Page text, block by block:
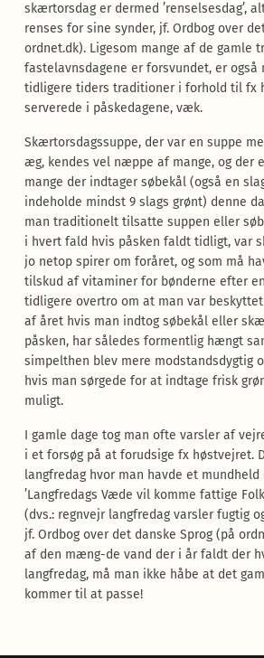
skærtorsdag er dermed ’renselsesdag’,
renses for sine synder, jf. Ordbog over
ordnet.dk). Ligesom mange af de gamle
fastelavnsdagene er forsvundet, er også
tidligere tiders traditioner i forhold til fx
serverede i påskedagene, væk.
Skærtorsdagssuppe, der var en suppe
æg, kendes vel næppe af mange, og der
mange der indtager søbekål (også en
indeholde mindst 9 slags grønt) denne
man traditionelt tilsatte suppen eller
i hvert fald hvis påsken faldt tidligt, var
jo netop spirer om foråret, og som må
tilskud af vitaminer for bønderne efter
tidligere overtro om at man var
af året hvis man indtog søbekål eller
påsken, har således formentlig hængt
simpelthen blev mere modstandsdygtig
hvis man sørgede for at indtage frisk
muligt.
I gamle dage tog man ofte varsler af
i et forsøg på at forudsige fx høstvejret.
langfredag hvor man havde et
’Langfredags Væde vil komme fattige
(dvs.: regnvejr langfredag varsler fugtig
jf. Ordbog over det danske Sprog (på
af den mæng-de vand der i år faldt der
langfredag, må man ikke håbe at det
kommer til at passe!